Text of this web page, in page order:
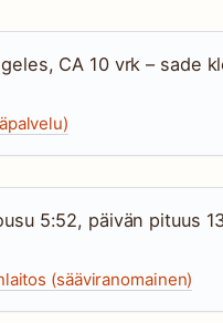
CA 10 vrk – sade
5:52, päivän pituus
(sääviranomainen)